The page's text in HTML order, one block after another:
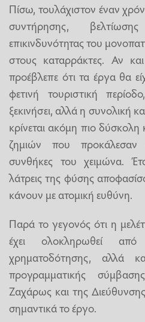
Πίσω, τουλάχιστον έναν
συντήρησης,
επικινδυνότητας του
στους καταρράκτες. Αν
προέβλεπε ότι τα έργα θα
φετινή τουριστική
ξεκινήσει, αλλά η συνολική
κρίνεται ακόμη πιο
ζημιών που προκάλεσαν
συνθήκες του χειμώνα.
λάτρεις της φύσης
κάνουν με ατομική ευθύνη.
Παρά το γεγονός ότι η
έχει ολοκληρωθεί
χρηματοδότησης, αλλά
προγραμματικής
Ζαχάρως και της
σημαντικά το έργο.